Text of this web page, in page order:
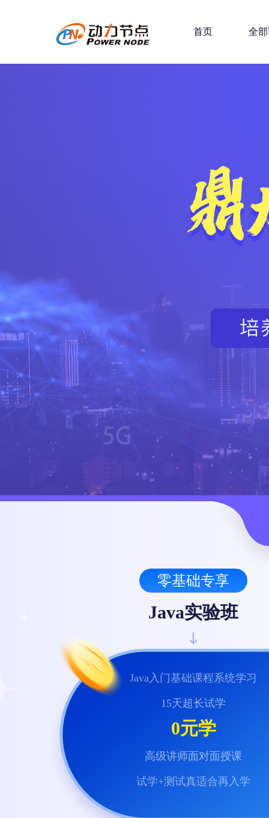
首页 全
零基础专享
Java实验班
Java入门基础课程系统学习
15天超长试学
0元学
高级讲师面对面授课
试学+测试真适合再入学